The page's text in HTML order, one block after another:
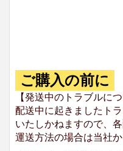
ご購入の前に
【発送中のトラブルにつ
配送中に起きましたト
いたしかねますので、
運送方法の場合は当社